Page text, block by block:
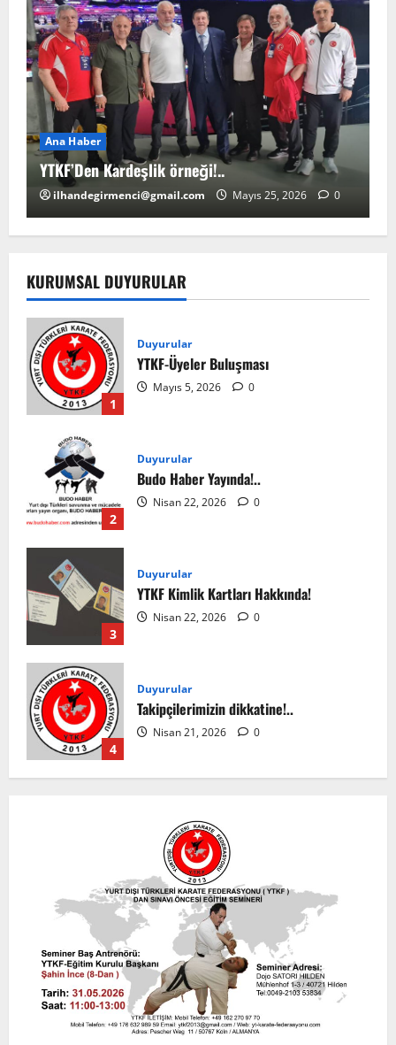
Ana Haber
YTKF’Den Kardeşlik örneği!..
ilhandegirmenci@gmail.com Mayıs 25, 2026 0
KURUMSAL DUYURULAR
1
Duyurular
YTKF-Üyeler Buluşması
Mayıs 5, 2026 0
2
Duyurular
Budo Haber Yayında!..
Nisan 22, 2026 0
3
Duyurular
YTKF Kimlik Kartları Hakkında!
Nisan 22, 2026 0
4
Duyurular
Takipçilerimizin dikkatine!..
Nisan 21, 2026 0